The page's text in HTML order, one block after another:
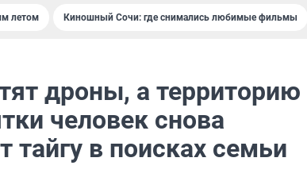
летом Киношный Сочи: где снимались любимые фильмы
дроны, а территорию
человек снова
тайгу в поисках семьи